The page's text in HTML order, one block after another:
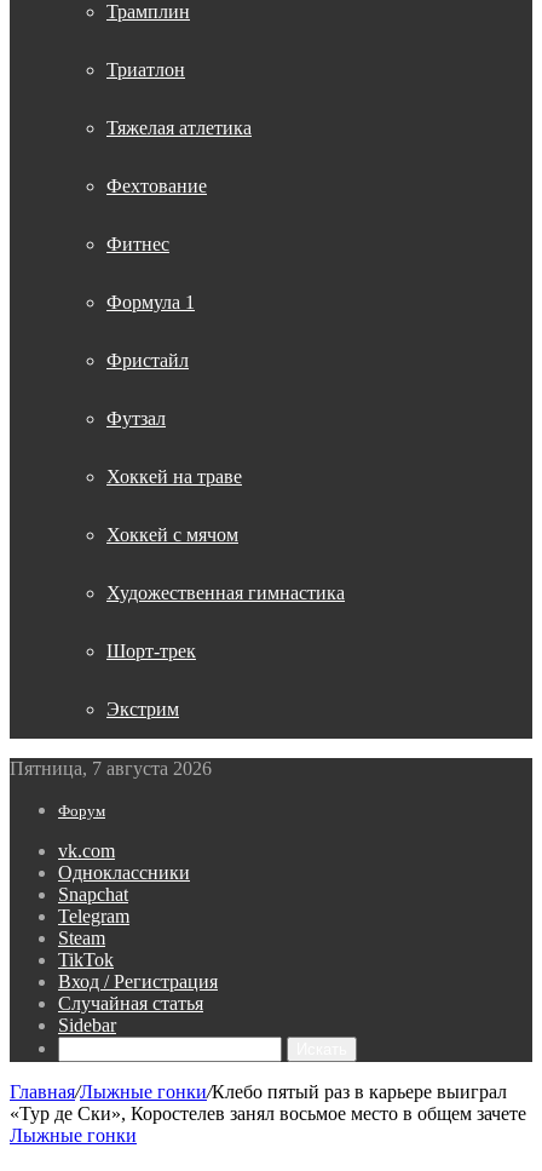
Трамплин
Триатлон
Тяжелая атлетика
Фехтование
Фитнес
Формула 1
Фристайл
Футзал
Хоккей на траве
Хоккей с мячом
Художественная гимнастика
Шорт-трек
Экстрим
Пятница, 7 августа 2026
Форум
vk.com
Одноклассники
Snapchat
Telegram
Steam
TikTok
Вход / Регистрация
Случайная статья
Sidebar
Главная/Лыжные гонки/Клебо пятый раз в карьере выиграл
«Тур де Ски», Коростелев занял восьмое место в общем зачете
Лыжные гонки